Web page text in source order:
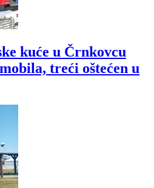
kuće u Črnkovcu
treći oštećen u